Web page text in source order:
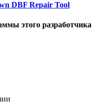
DBF Repair Tool
этого разработчика